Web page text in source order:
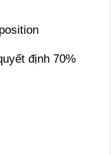
định 70%